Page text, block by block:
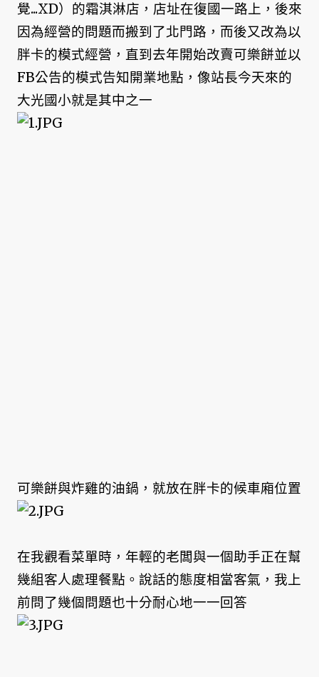
覺...XD）的霜淇淋店，店址在復國一路上，後來
因為經營的問題而搬到了北門路，而後又改為以
胖卡的模式經營，直到去年開始改賣可樂餅並以
FB公告的模式告知開業地點，像站長今天來的
大光國小就是其中之一
可樂餅與炸雞的油鍋，就放在胖卡的候車廂位置
在我觀看菜單時，年輕的老闆與一個助手正在幫
幾組客人處理餐點。說話的態度相當客氣，我上
前問了幾個問題也十分耐心地一一回答